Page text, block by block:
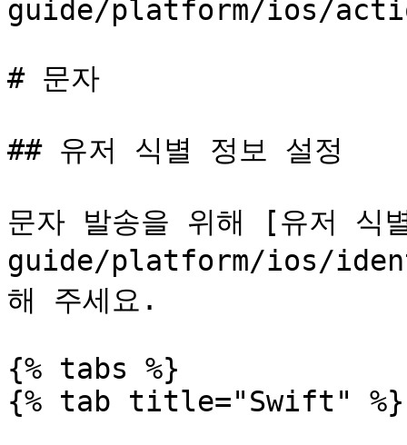
guide/platform/ios/
# 문자
## 유저 식별 정보 설정
문자 발송을 위해 [유저
guide/platform/ios/
해 주세요.
{% tabs %}
{% tab title="Swift" %}